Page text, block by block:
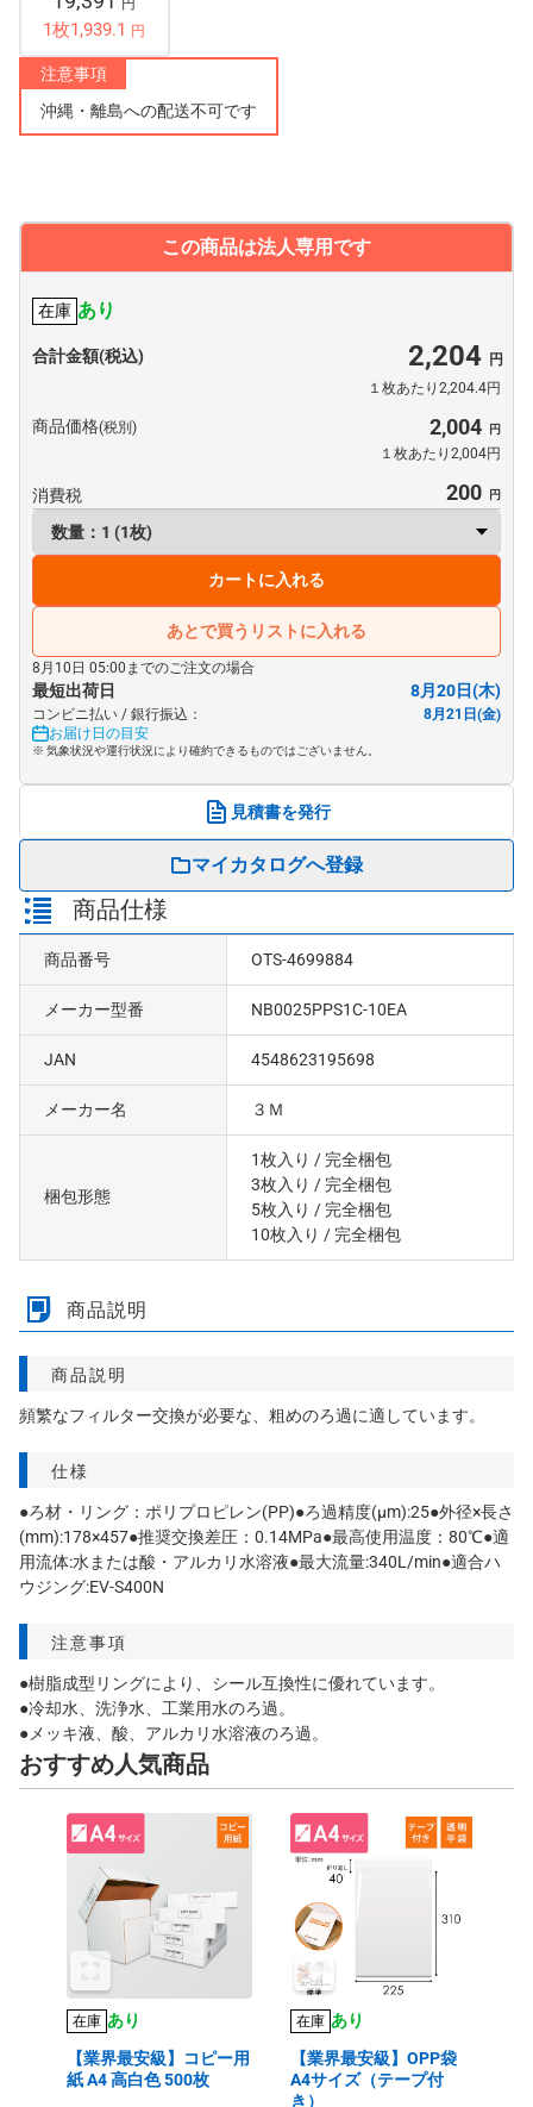
円
1枚1,939.1 円
注意事項
沖縄・離島への配送不可です
この商品は法人専用です
在庫 あり
合計金額(税込) 2,204
１枚あたり2,204.4円
商品価格(税別) 2,004
１枚あたり2,004円
消費税 200
カートに入れる
あとで買うリストに入れる
8月10日 05:00までのご注文の場合
最短出荷日 8月20日(木)
コンビニ払い / 銀行振込：
8月21日(金)
お届け日の目安
※ 気象状況や運行状況により確約できるものではございません。
見積書を発行
マイカタログへ登録
商品仕様
商品番号 OTS-4699884
メーカー型番 NB0025PPS1C-10EA
JAN 4548623195698
メーカー名 ３Ｍ
梱包形態
1枚入り / 完全梱包
3枚入り / 完全梱包
5枚入り / 完全梱包
10枚入り / 完全梱包
商品説明
商品説明
頻繁なフィルター交換が必要な、粗めのろ過に適しています。
仕様
●ろ材・リング：ポリプロピレン(PP)●ろ過精度(μm):25●外径×長さ
(mm):178×457●推奨交換差圧：0.14MPa●最高使用温度：80℃●適
用流体:水または酸・アルカリ水溶液●最大流量:340L/min●適合ハ
ウジング:EV-S400N
注意事項
●樹脂成型リングにより、シール互換性に優れています。
●冷却水、洗浄水、工業用水のろ過。
●メッキ液、酸、アルカリ水溶液のろ過。
おすすめ人気商品
在庫 あり
【業界最安級】コピー用
紙 A4 高白色 500枚
在庫 あり
【業界最安級】OPP袋
A4サイズ（テープ付
き）